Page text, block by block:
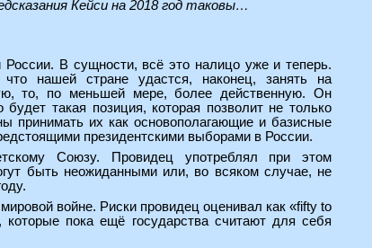
Кейси на 2018 год таковы…
России. В сущности, всё это налицо уже и теперь.
нашей стране удастся, наконец, занять на
то, по меньшей мере, более действенную. Он
такая позиция, которая позволит не только
принимать их как основополагающие и базисные
президентскими выборами в России.
Союзу. Провидец употреблял при этом
быть неожиданными или, во всяком случае, не
войне. Риски провидец оценивал как «fifty to
пока ещё государства считают для себя